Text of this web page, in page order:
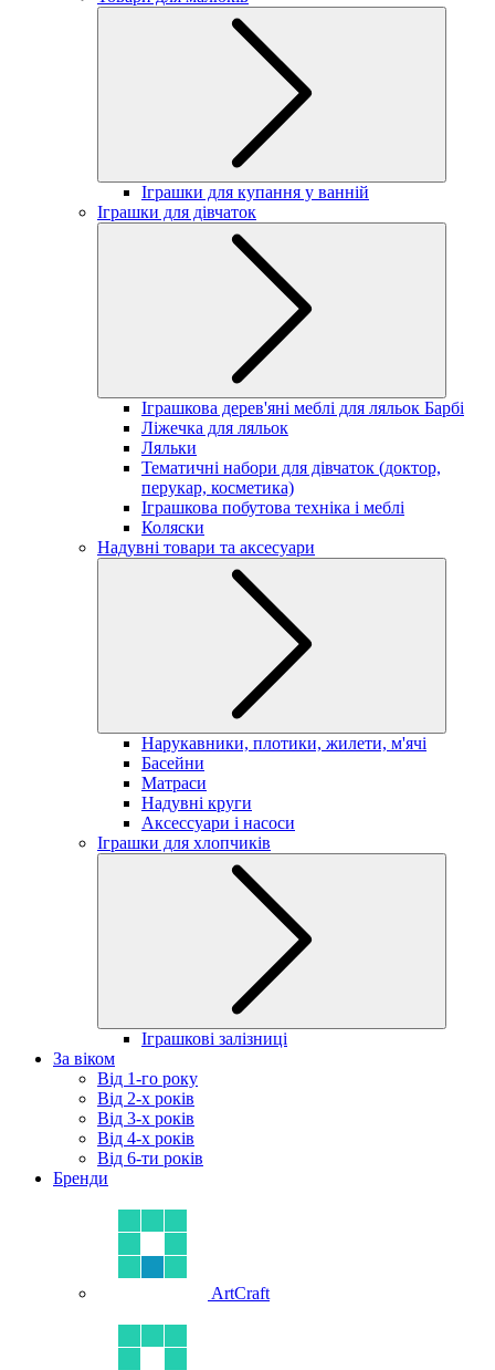
Іграшки для купання у ванній
Іграшки для дівчаток
Іграшкова дерев'яні меблі для ляльок Барбі
Ліжечка для ляльок
Ляльки
Тематичні набори для дівчаток (доктор,
перукар, косметика)
Іграшкова побутова техніка і меблі
Коляски
Надувні товари та аксесуари
Нарукавники, плотики, жилети, м'ячі
Басейни
Матраси
Надувні круги
Аксессуари і насоси
Іграшки для хлопчиків
Іграшкові залізниці
За віком
Від 1-го року
Від 2-х років
Від 3-х років
Від 4-х років
Від 6-ти років
Бренди
ArtCraft